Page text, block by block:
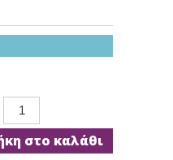
στο καλάθι